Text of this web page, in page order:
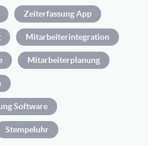
Zeiterfassung App
Mitarbeiterintegration
Mitarbeiterplanung
Software
Stempeluhr